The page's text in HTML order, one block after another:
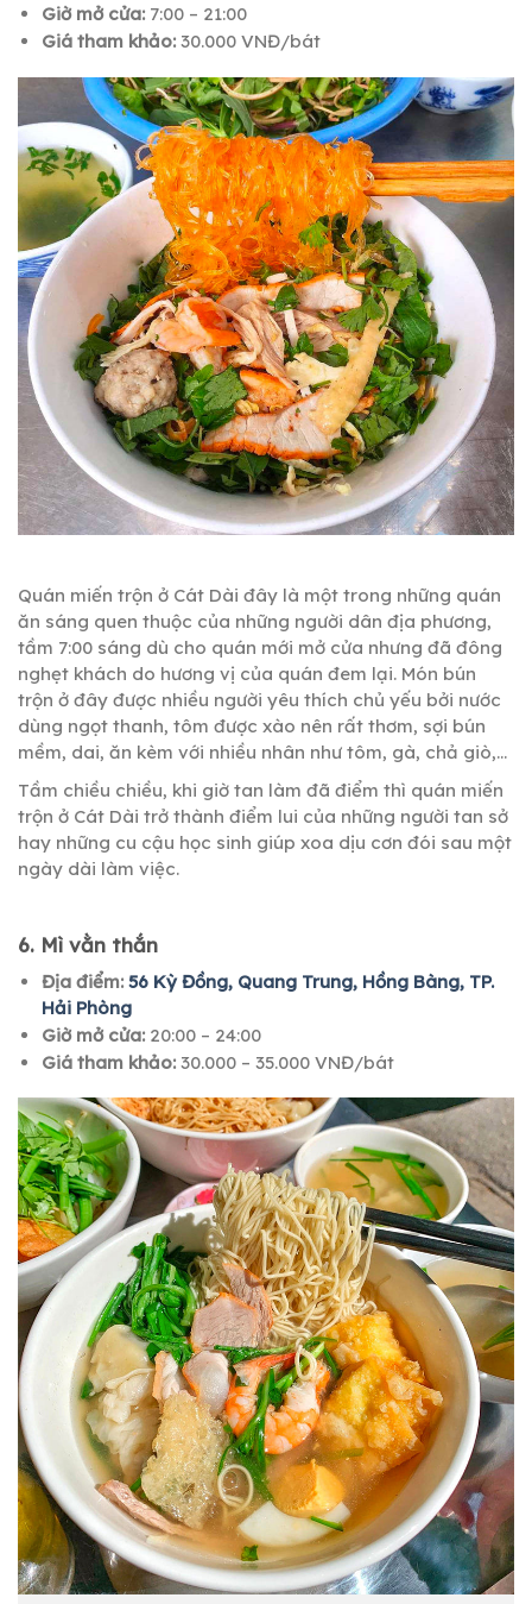
Giờ mở cửa: 7:00 – 21:00
Giá tham khảo: 30.000 VNĐ/bát
Quán miến trộn ở Cát Dài đây là một trong những quán
ăn sáng quen thuộc của những người dân địa phương,
tầm 7:00 sáng dù cho quán mới mở cửa nhưng đã đông
nghẹt khách do hương vị của quán đem lại. Món bún
trộn ở đây được nhiều người yêu thích chủ yếu bởi nước
dùng ngọt thanh, tôm được xào nên rất thơm, sợi bún
mềm, dai, ăn kèm với nhiều nhân như tôm, gà, chả giò,…
Tầm chiều chiều, khi giờ tan làm đã điểm thì quán miến
trộn ở Cát Dài trở thành điểm lui của những người tan sở
hay những cu cậu học sinh giúp xoa dịu cơn đói sau một
ngày dài làm việc.
6. Mì vằn thắn
Địa điểm: 56 Kỳ Đồng, Quang Trung, Hồng Bàng, TP.
Hải Phòng
Giờ mở cửa: 20:00 – 24:00
Giá tham khảo: 30.000 – 35.000 VNĐ/bát